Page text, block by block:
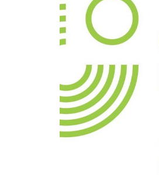
Instituto
Brasil-